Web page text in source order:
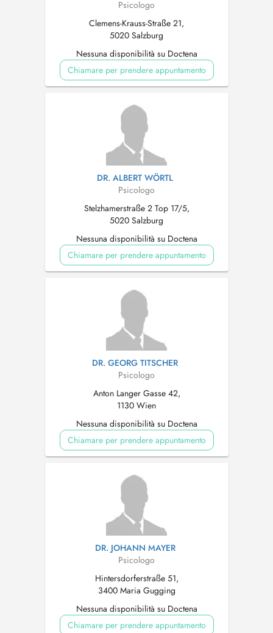
Psicologo
Clemens-Krauss-Straße 21,
5020 Salzburg
Nessuna disponibilità su Doctena
Chiamare per prendere appuntamento
DR. ALBERT WÖRTL
Psicologo
Stelzhamerstraße 2 Top 17/5,
5020 Salzburg
Nessuna disponibilità su Doctena
Chiamare per prendere appuntamento
DR. GEORG TITSCHER
Psicologo
Anton Langer Gasse 42,
1130 Wien
Nessuna disponibilità su Doctena
Chiamare per prendere appuntamento
DR. JOHANN MAYER
Psicologo
Hintersdorferstraße 51,
3400 Maria Gugging
Nessuna disponibilità su Doctena
Chiamare per prendere appuntamento